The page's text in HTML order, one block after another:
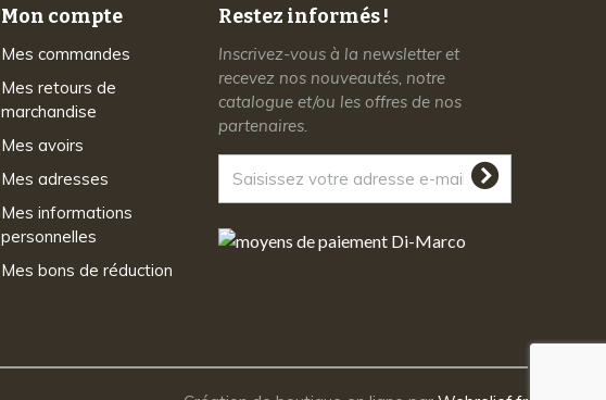
Mon compte
Mes commandes
Mes retours de
marchandise
Mes avoirs
Mes adresses
Mes informations
personnelles
Mes bons de réduction
Restez informés !
Inscrivez-vous à la newsletter et
recevez nos nouveautés, notre
catalogue et/ou les offres de nos
partenaires.